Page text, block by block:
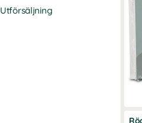
Utförsäljning